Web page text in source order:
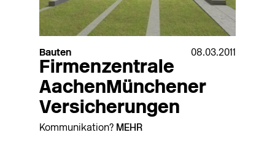
Bauten 08.03.2011
Firmenzentrale
AachenMünchener
Versicherungen
Kommunikation? MEHR